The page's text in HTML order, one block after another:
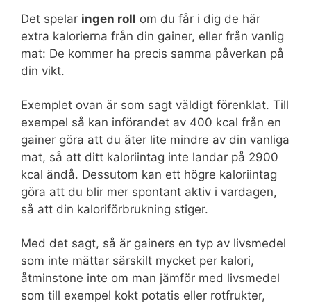
Det spelar ingen roll om du får i dig de här
extra kalorierna från din gainer, eller från vanlig
mat: De kommer ha precis samma påverkan på
din vikt.
Exemplet ovan är som sagt väldigt förenklat. Till
exempel så kan införandet av 400 kcal från en
gainer göra att du äter lite mindre av din vanliga
mat, så att ditt kaloriintag inte landar på 2900
kcal ändå. Dessutom kan ett högre kaloriintag
göra att du blir mer spontant aktiv i vardagen,
så att din kaloriförbrukning stiger.
Med det sagt, så är gainers en typ av livsmedel
som inte mättar särskilt mycket per kalori,
åtminstone inte om man jämför med livsmedel
som till exempel kokt potatis eller rotfrukter,